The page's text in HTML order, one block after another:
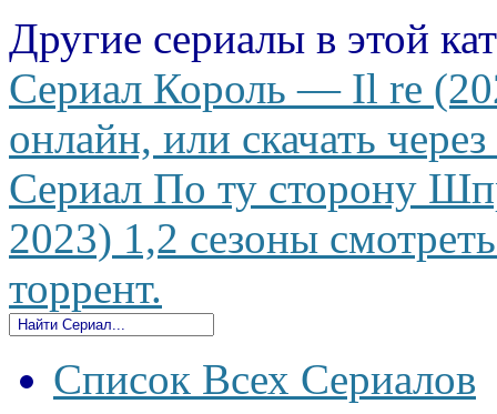
Другие сериалы в этой
Сериал Король — Il re
онлайн, или скачать
Сериал По ту сторону
2023) 1,2 сезоны
торрент.
Список Всех Сериалов